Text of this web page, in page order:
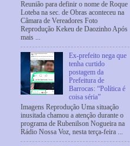
Reunião para definir o nome de Roque
Loteba na sec. de Obras aconteceu na
Câmara de Vereadores Foto
Reprodução Kekeu de Daozinho Após
mais ...
Ex-prefeito nega que
tenha curtido
postagem da
Prefeitura de
Barrocas: “Política é
coisa séria”
Imagens Reprodução Uma situação
inusitada chamou a atenção durante o
programa de Rubenilson Nogueira na
Rádio Nossa Voz, nesta terça-feira ...